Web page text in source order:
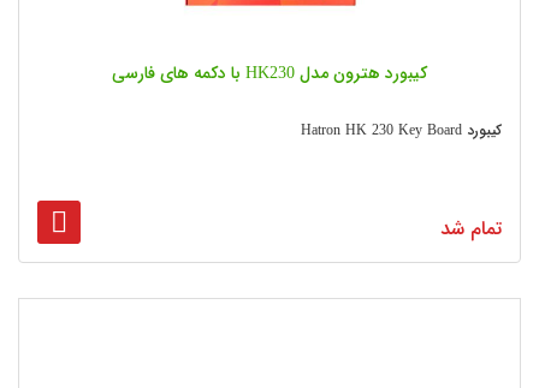
کیبورد هترون مدل HK230 با دکمه های فارسی
کیبورد Hatron HK 230 Key Board
تمام شد